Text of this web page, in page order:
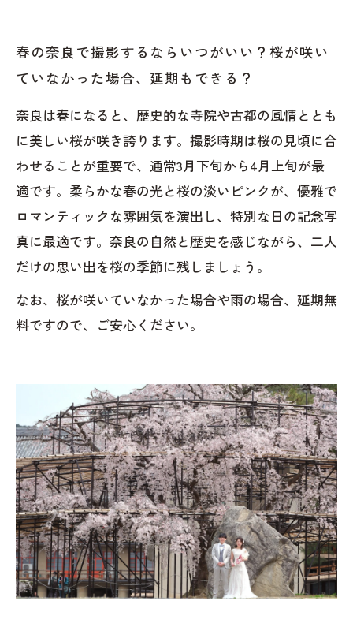
春の奈良で撮影するならいつがいい？桜が咲い
ていなかった場合、延期もできる？
奈良は春になると、歴史的な寺院や古都の風情ととも
に美しい桜が咲き誇ります。撮影時期は桜の見頃に合
わせることが重要で、通常3月下旬から4月上旬が最
適です。柔らかな春の光と桜の淡いピンクが、優雅で
ロマンティックな雰囲気を演出し、特別な日の記念写
真に最適です。奈良の自然と歴史を感じながら、二人
だけの思い出を桜の季節に残しましょう。
なお、桜が咲いていなかった場合や雨の場合、延期無
料ですので、ご安心ください。